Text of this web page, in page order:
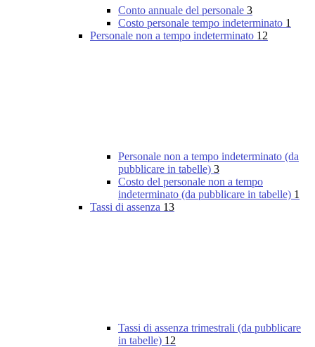
Conto annuale del personale 3
Costo personale tempo indeterminato 1
Personale non a tempo indeterminato 12
Personale non a tempo indeterminato (da
pubblicare in tabelle) 3
Costo del personale non a tempo
indeterminato (da pubblicare in tabelle) 1
Tassi di assenza 13
Tassi di assenza trimestrali (da pubblicare
in tabelle) 12